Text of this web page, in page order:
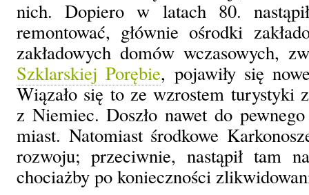
nich. Dopiero w latach 80.
remontować, głównie ośrodki
zakładowych domów wczasowych,
Szklarskiej Porębie, pojawiły się
Wiązało się to ze wzrostem turystyki
z Niemiec. Doszło nawet do
miast. Natomiast środkowe
rozwoju; przeciwnie, nastąpił tam
chociażby po konieczności